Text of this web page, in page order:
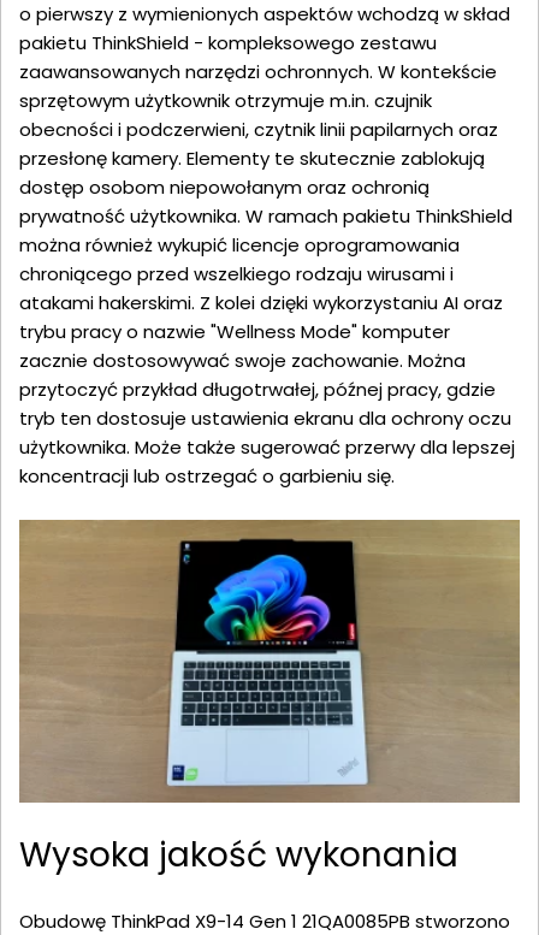
o pierwszy z wymienionych aspektów wchodzą w skład
pakietu ThinkShield - kompleksowego zestawu
zaawansowanych narzędzi ochronnych. W kontekście
sprzętowym użytkownik otrzymuje m.in. czujnik
obecności i podczerwieni, czytnik linii papilarnych oraz
przesłonę kamery. Elementy te skutecznie zablokują
dostęp osobom niepowołanym oraz ochronią
prywatność użytkownika. W ramach pakietu ThinkShield
można również wykupić licencje oprogramowania
chroniącego przed wszelkiego rodzaju wirusami i
atakami hakerskimi. Z kolei dzięki wykorzystaniu AI oraz
trybu pracy o nazwie "Wellness Mode" komputer
zacznie dostosowywać swoje zachowanie. Można
przytoczyć przykład długotrwałej, późnej pracy, gdzie
tryb ten dostosuje ustawienia ekranu dla ochrony oczu
użytkownika. Może także sugerować przerwy dla lepszej
koncentracji lub ostrzegać o garbieniu się.
Wysoka jakość wykonania
Obudowę ThinkPad X9-14 Gen 1 21QA0085PB stworzono